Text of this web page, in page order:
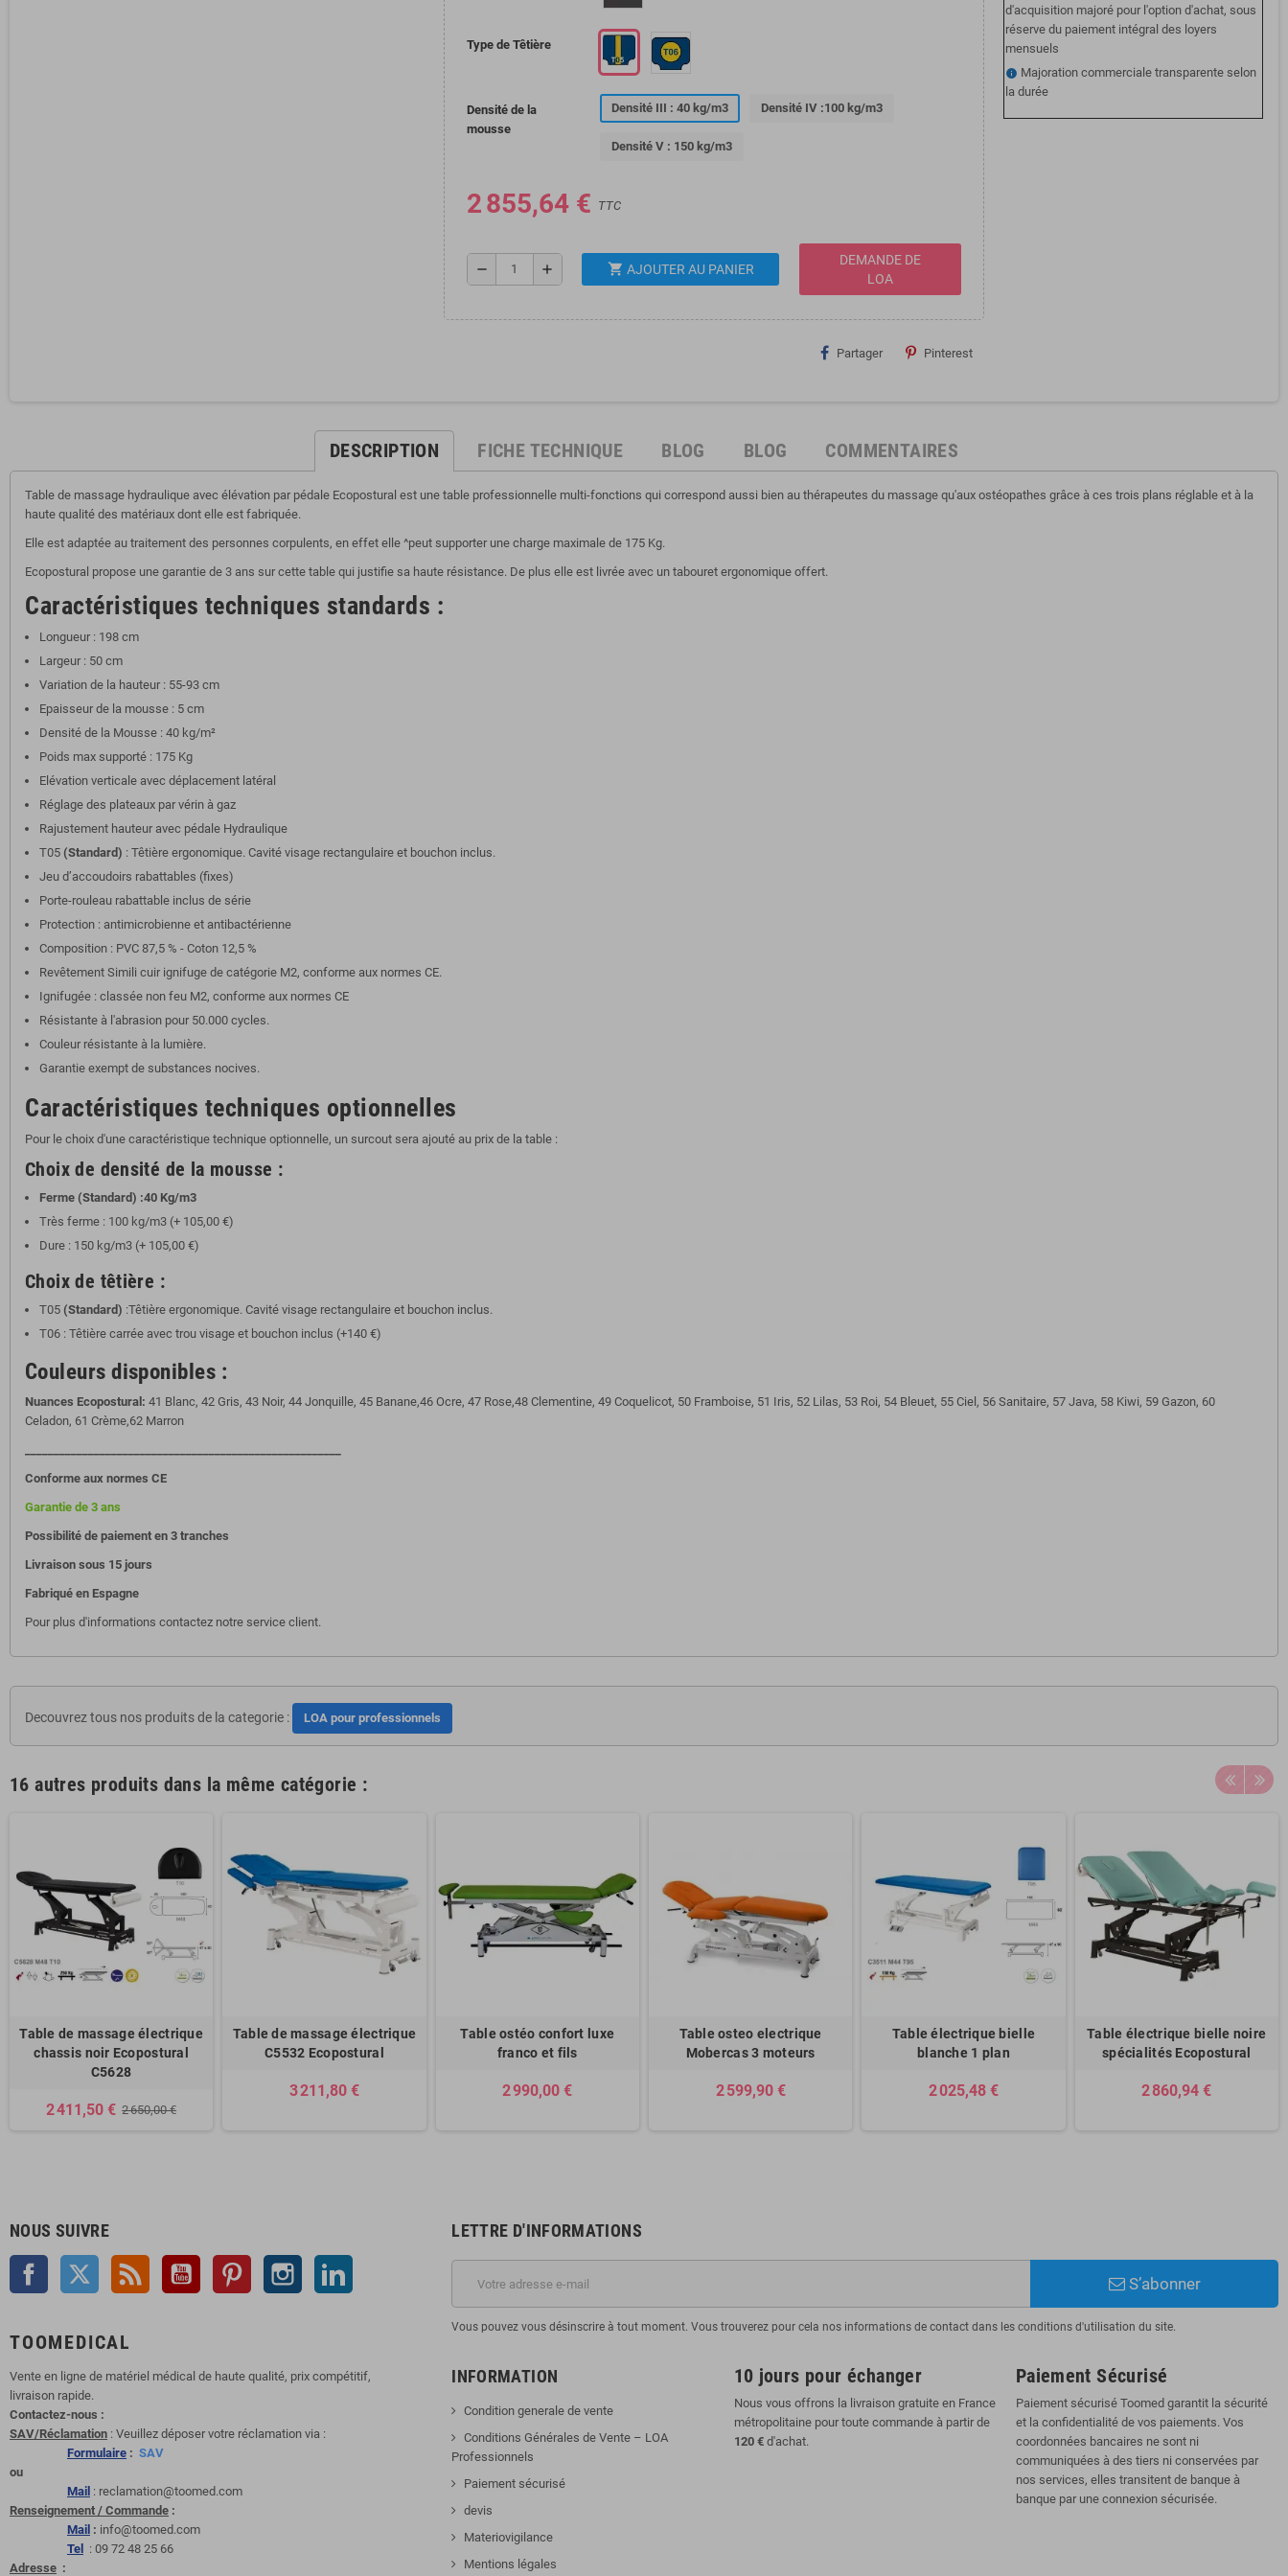
Type de Têtière
Densité de la
mousse
Densité III : 40 kg/m3 Densité IV :100 kg/m3
Densité V : 150 kg/m3
2 855,64 € TTC
remove add shopping_cart AJOUTER AU PANIER
DEMANDE DE
LOA
Partager Pinterest
d'acquisition majoré pour l'option d'achat, sous
réserve du paiement intégral des loyers
mensuels
info Majoration commerciale transparente selon
la durée
DESCRIPTION FICHE TECHNIQUE BLOG BLOG COMMENTAIRES
Table de massage hydraulique avec élévation par pédale Ecopostural est une table professionnelle multi-fonctions qui correspond aussi bien au thérapeutes du massage qu'aux ostéopathes grâce à ces trois plans réglable et à la
haute qualité des matériaux dont elle est fabriquée.
Elle est adaptée au traitement des personnes corpulents, en effet elle ^peut supporter une charge maximale de 175 Kg.
Ecopostural propose une garantie de 3 ans sur cette table qui justifie sa haute résistance. De plus elle est livrée avec un tabouret ergonomique offert.
Caractéristiques techniques standards :
Longueur : 198 cm
Largeur : 50 cm
Variation de la hauteur : 55-93 cm
Epaisseur de la mousse : 5 cm
Densité de la Mousse : 40 kg/m²
Poids max supporté : 175 Kg
Elévation verticale avec déplacement latéral
Réglage des plateaux par vérin à gaz
Rajustement hauteur avec pédale Hydraulique
T05 (Standard) : Têtière ergonomique. Cavité visage rectangulaire et bouchon inclus.
Jeu d’accoudoirs rabattables (fixes)
Porte-rouleau rabattable inclus de série
Protection : antimicrobienne et antibactérienne
Composition : PVC 87,5 % - Coton 12,5 %
Revêtement Simili cuir ignifuge de catégorie M2, conforme aux normes CE.
Ignifugée : classée non feu M2, conforme aux normes CE
Résistante à l'abrasion pour 50.000 cycles.
Couleur résistante à la lumière.
Garantie exempt de substances nocives.
Caractéristiques techniques optionnelles
Pour le choix d'une caractéristique technique optionnelle, un surcout sera ajouté au prix de la table :
Choix de densité de la mousse :
Ferme (Standard) :40 Kg/m3
Très ferme : 100 kg/m3 (+ 105,00 €)
Dure : 150 kg/m3 (+ 105,00 €)
Choix de têtière :
T05 (Standard) :Têtière ergonomique. Cavité visage rectangulaire et bouchon inclus.
T06 : Têtière carrée avec trou visage et bouchon inclus (+140 €)
Couleurs disponibles :
Nuances Ecopostural: 41 Blanc, 42 Gris, 43 Noir, 44 Jonquille, 45 Banane,46 Ocre, 47 Rose,48 Clementine, 49 Coquelicot, 50 Framboise, 51 Iris, 52 Lilas, 53 Roi, 54 Bleuet, 55 Ciel, 56 Sanitaire, 57 Java, 58 Kiwi, 59 Gazon, 60
Celadon, 61 Crème,62 Marron
Conforme aux normes CE
Garantie de 3 ans
Possibilité de paiement en 3 tranches
Livraison sous 15 jours
Fabriqué en Espagne
Pour plus d'informations contactez notre service client.
Decouvrez tous nos produits de la categorie : LOA pour professionnels
16 autres produits dans la même catégorie :
Table de massage électrique
chassis noir Ecopostural
C5628
2 411,50 € 2 650,00 €
Table de massage électrique
C5532 Ecopostural
3 211,80 €
Table ostéo confort luxe
franco et fils
2 990,00 €
Table osteo electrique
Mobercas 3 moteurs
2 599,90 €
Table électrique bielle
blanche 1 plan
2 025,48 €
Table électrique bielle noire
spécialités Ecopostural
2 860,94 €
NOUS SUIVRE
Facebook Twitter YouTube Pinterest Instagram
TOOMEDICAL
Vente en ligne de matériel médical de haute qualité, prix compétitif,
livraison rapide.
Contactez-nous :
SAV/Réclamation : Veuillez déposer votre réclamation via :
Formulaire : SAV
ou
Mail : reclamation@toomed.com
Renseignement / Commande :
Mail : info@toomed.com
Tel
: 09 72 48 25 66
Adresse :
LETTRE D'INFORMATIONS
S’abonner
Vous pouvez vous désinscrire à tout moment. Vous trouverez pour cela nos informations de contact dans les conditions d'utilisation du site.
INFORMATION
Condition generale de vente
Conditions Générales de Vente – LOA
Professionnels
Paiement sécurisé
devis
Materiovigilance
Mentions légales
10 jours pour échanger
Nous vous offrons la livraison gratuite en France
métropolitaine pour toute commande à partir de
120 €d'achat.
Paiement Sécurisé
Paiement sécurisé Toomed garantit la sécurité
et la confidentialité de vos paiements. Vos
coordonnées bancaires ne sont ni
communiquées à des tiers ni conservées par
nos services, elles transitent de banque à
banque par une connexion sécurisée.